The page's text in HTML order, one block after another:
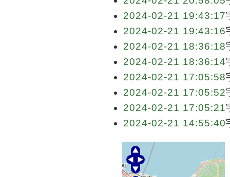
2024-02-21 19:43:17
2024-02-21 19:43:16
2024-02-21 18:36:18
2024-02-21 18:36:14
2024-02-21 17:05:58
2024-02-21 17:05:52
2024-02-21 17:05:21
2024-02-21 14:55:40